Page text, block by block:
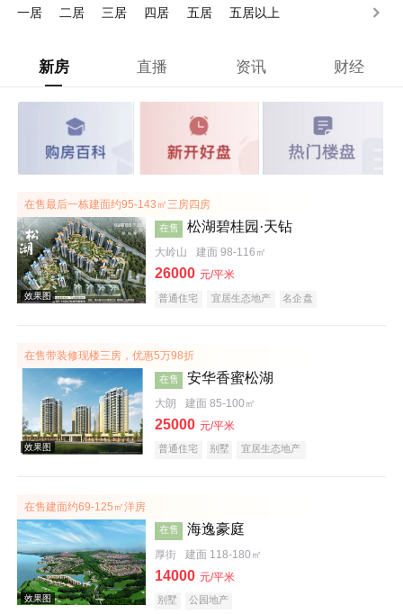
一居
二居 三居 四居 五居 五居以上
新房 直播 资讯 财经
在售最后一栋建面约95-143㎡三房四房
效果图
在售 松湖碧桂园·天钻
大岭山 建面 98-116㎡
26000 元/平米
普通住宅 宜居生态地产 名企盘
在售带装修现楼三房，优惠5万98折
在售 安华香蜜松湖
大朗 建面 85-100㎡
25000 元/平米
普通住宅 别墅 宜居生态地产
在售建面约69-125㎡洋房
在售 海逸豪庭
厚街 建面 118-180㎡
14000 元/平米
别墅 公园地产